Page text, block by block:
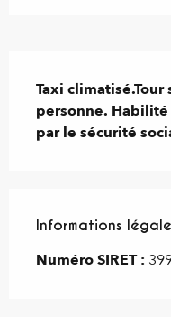
Taxi
personne.
par le sécurité
Informations
Informations
Numéro SIRET :